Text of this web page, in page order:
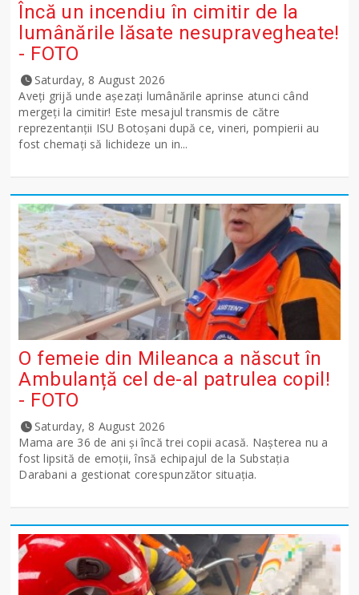
Încă un incendiu în cimitir de la
lumânările lăsate nesupravegheate!
- FOTO
Saturday, 8 August 2026
Aveți grijă unde așezați lumânările aprinse atunci când
mergeți la cimitir! Este mesajul transmis de către
reprezentanții ISU Botoșani după ce, vineri, pompierii au
fost chemați să lichideze un in...
O femeie din Mileanca a născut în
Ambulanță cel de-al patrulea copil!
- FOTO
Saturday, 8 August 2026
Mama are 36 de ani și încă trei copii acasă. Nașterea nu a
fost lipsită de emoții, însă echipajul de la Substația
Darabani a gestionat corespunzător situația.